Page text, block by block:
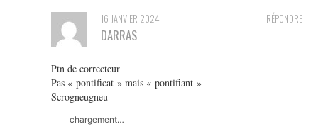
RÉPONDRE
16 JANVIER 2024
DARRAS
Ptn de correcteur
Pas « pontificat » mais « pontifiant »
Scrogneugneu
chargement…